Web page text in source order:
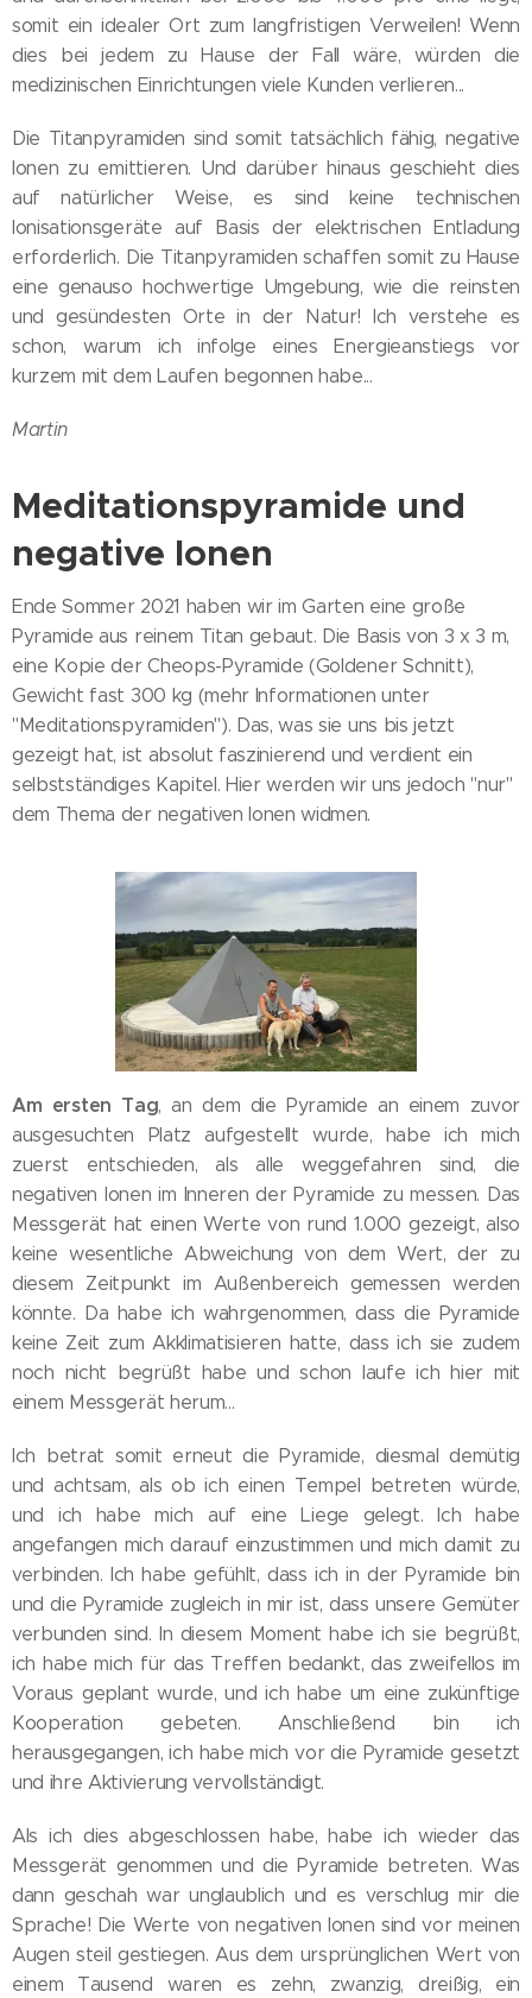
somit ein idealer Ort zum langfristigen Verweilen! Wenn
dies bei jedem zu Hause der Fall wäre, würden die
medizinischen Einrichtungen viele Kunden verlieren...
Die Titanpyramiden sind somit tatsächlich fähig, negative
Ionen zu emittieren. Und darüber hinaus geschieht dies
auf natürlicher Weise, es sind keine technischen
Ionisationsgeräte auf Basis der elektrischen Entladung
erforderlich. Die Titanpyramiden schaffen somit zu Hause
eine genauso hochwertige Umgebung, wie die reinsten
und gesündesten Orte in der Natur! Ich verstehe es
schon, warum ich infolge eines Energieanstiegs vor
kurzem mit dem Laufen begonnen habe...
Martin
Meditationspyramide und
negative Ionen
Ende Sommer 2021 haben wir im Garten eine große
Pyramide aus reinem Titan gebaut. Die Basis von 3 x 3 m,
eine Kopie der Cheops-Pyramide (Goldener Schnitt),
Gewicht fast 300 kg (mehr Informationen unter
"Meditationspyramiden"). Das, was sie uns bis jetzt
gezeigt hat, ist absolut faszinierend und verdient ein
selbstständiges Kapitel. Hier werden wir uns jedoch "nur"
dem Thema der negativen Ionen widmen.
Am ersten Tag, an dem die Pyramide an einem zuvor
ausgesuchten Platz aufgestellt wurde, habe ich mich
zuerst entschieden, als alle weggefahren sind, die
negativen Ionen im Inneren der Pyramide zu messen. Das
Messgerät hat einen Werte von rund 1.000 gezeigt, also
keine wesentliche Abweichung von dem Wert, der zu
diesem Zeitpunkt im Außenbereich gemessen werden
könnte. Da habe ich wahrgenommen, dass die Pyramide
keine Zeit zum Akklimatisieren hatte, dass ich sie zudem
noch nicht begrüßt habe und schon laufe ich hier mit
einem Messgerät herum...
Ich betrat somit erneut die Pyramide, diesmal demütig
und achtsam, als ob ich einen Tempel betreten würde,
und ich habe mich auf eine Liege gelegt. Ich habe
angefangen mich darauf einzustimmen und mich damit zu
verbinden. Ich habe gefühlt, dass ich in der Pyramide bin
und die Pyramide zugleich in mir ist, dass unsere Gemüter
verbunden sind. In diesem Moment habe ich sie begrüßt,
ich habe mich für das Treffen bedankt, das zweifellos im
Voraus geplant wurde, und ich habe um eine zukünftige
Kooperation gebeten. Anschließend bin ich
herausgegangen, ich habe mich vor die Pyramide gesetzt
und ihre Aktivierung vervollständigt.
Als ich dies abgeschlossen habe, habe ich wieder das
Messgerät genommen und die Pyramide betreten. Was
dann geschah war unglaublich und es verschlug mir die
Sprache! Die Werte von negativen Ionen sind vor meinen
Augen steil gestiegen. Aus dem ursprünglichen Wert von
einem Tausend waren es zehn, zwanzig, dreißig, ein